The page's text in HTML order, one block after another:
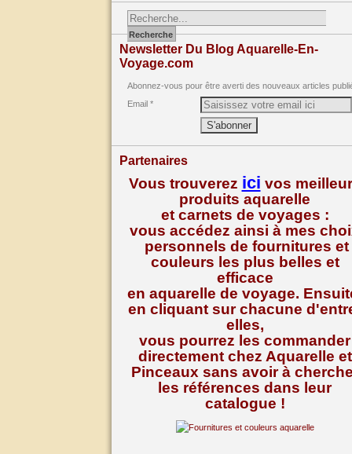
Newsletter Du Blog Aquarelle-En-
Voyage.com
Abonnez-vous pour être averti des nouveaux articles
Email
Partenaires
Vous trouverez ici vos
produits aquarelle
et carnets de voyages :
vous accédez ainsi à mes
personnels de fournitures et
couleurs les plus belles et
efficace
en aquarelle de voyage.
en cliquant sur chacune
elles,
vous pourrez les commander
directement chez Aquarelle et
Pinceaux sans avoir à
les références dans leur
catalogue !